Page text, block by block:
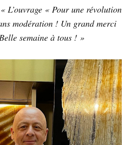
« L’ouvrage « Pour une révolution
modération ! Un grand merci
semaine à tous ! »